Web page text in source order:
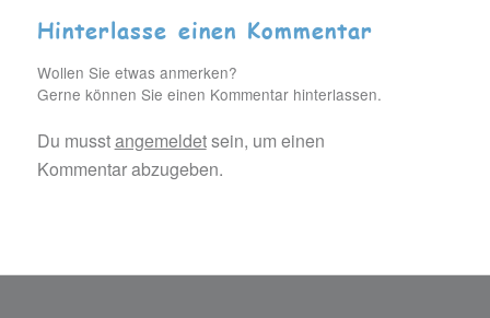
Hinterlasse einen Kommentar
Wollen Sie etwas anmerken?
Gerne können Sie einen Kommentar hinterlassen.
Du musstangemeldetsein, um einen
Kommentar abzugeben.